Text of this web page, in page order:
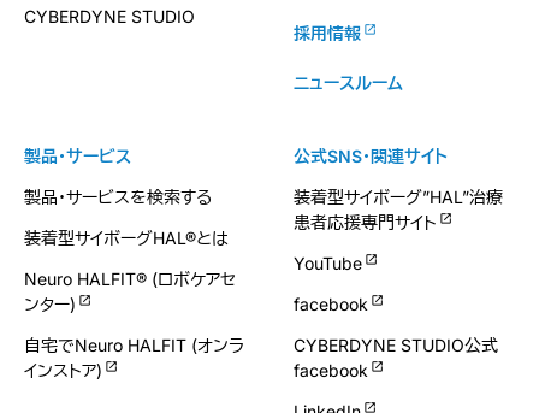
製品・サービス
製品・サービスを検索する
装着型サイボーグHAL®とは
Neuro HALFIT® (ロボケアセ
ンター)
自宅でNeuro HALFIT (オンラ
インストア)
CYBERDYNE STUDIO
採用情報
ニュースルーム
公式SNS・関連サイト
装着型サイボーグ”HAL”治療
患者応援専門サイト
YouTube
facebook
CYBERDYNE STUDIO公式
facebook